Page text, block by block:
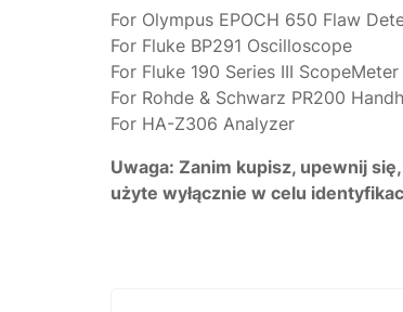
For Olympus EPOCH 650 Flaw
For Fluke BP291 Oscilloscope
For Fluke 190 Series III
For Rohde & Schwarz PR200
For HA-Z306 Analyzer
Uwaga: Zanim kupisz, upewnij
użyte wyłącznie w celu